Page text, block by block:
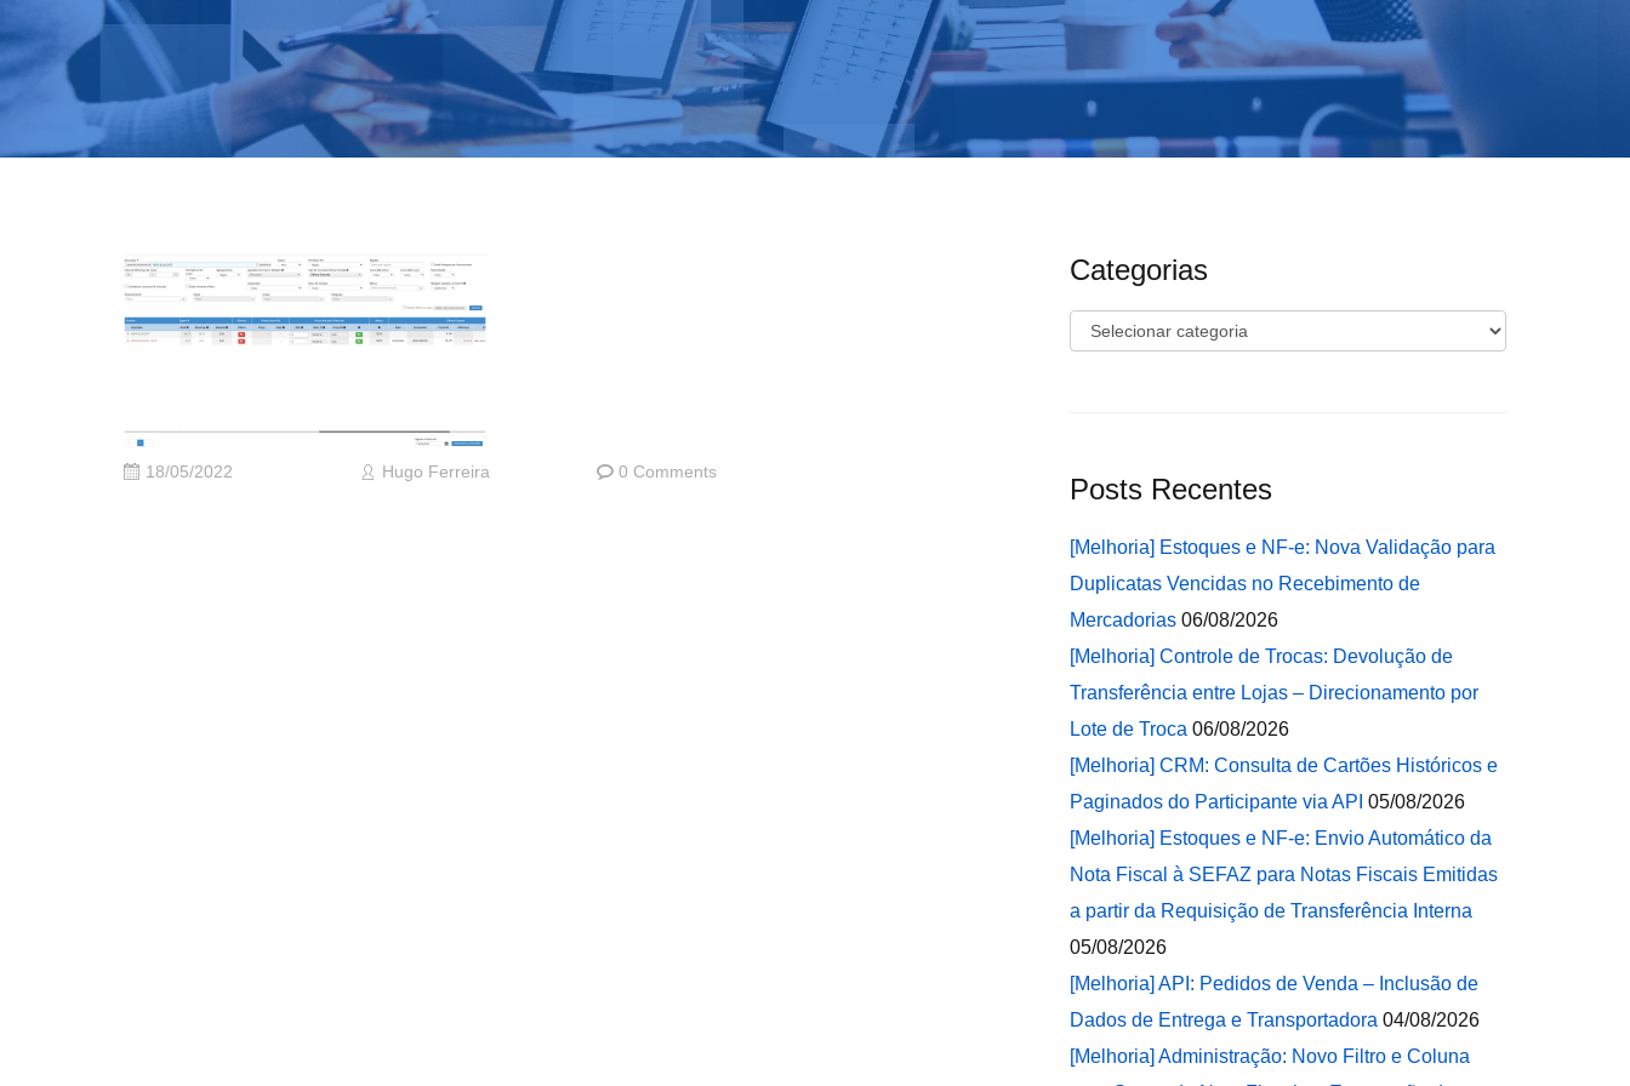
18/05/2022 Hugo Ferreira 0 Comments
Categorias
Categorias
Posts Recentes
[Melhoria] Estoques e NF-e: Nova Validação para
Duplicatas Vencidas no Recebimento de
Mercadorias 06/08/2026
[Melhoria] Controle de Trocas: Devolução de
Transferência entre Lojas – Direcionamento por
Lote de Troca 06/08/2026
[Melhoria] CRM: Consulta de Cartões Históricos e
Paginados do Participante via API 05/08/2026
[Melhoria] Estoques e NF-e: Envio Automático da
Nota Fiscal à SEFAZ para Notas Fiscais Emitidas
a partir da Requisição de Transferência Interna
05/08/2026
[Melhoria] API: Pedidos de Venda – Inclusão de
Dados de Entrega e Transportadora 04/08/2026
[Melhoria] Administração: Novo Filtro e Coluna